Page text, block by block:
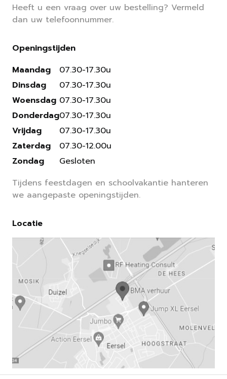
Heeft u een vraag over uw bestelling? Vermeld
dan uw telefoonnummer.
Openingstijden
Maandag
Dinsdag
Woensdag
Donderdag
Vrijdag
Zaterdag
Zondag
07.30-17.30u
07.30-17.30u
07.30-17.30u
07.30-17.30u
07.30-17.30u
07.30-12.00u
Gesloten
Tijdens feestdagen en schoolvakantie hanteren
we aangepaste openingstijden.
Locatie